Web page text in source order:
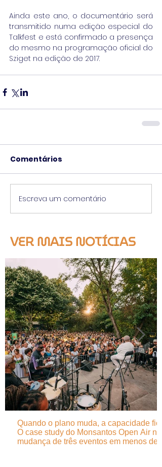
Ainda este ano, o documentário será
transmitido numa edição especial do
Talkfest e está confirmado a presença
do mesmo na programação oficial do
Sziget na edição de 2017.
Comentários
Escreva um comentário
VER MAIS NOTÍCIAS
Quando o plano muda, a capacidade fica
O case study do Monsantos Open Air na
mudança de três eventos em menos de